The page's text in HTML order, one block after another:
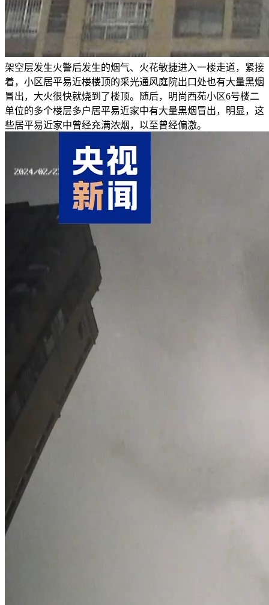
架空层发生火警后发生的烟气、火花敏捷进入一楼走道，紧接
着，小区居平易近楼楼顶的采光通风庭院出口处也有大量黑烟
冒出，大火很快就烧到了楼顶。随后，明尚西苑小区6号楼二
单位的多个楼层多户居平易近家中有大量黑烟冒出，明显，这
些居平易近家中曾经充满浓烟，以至曾经偏激。